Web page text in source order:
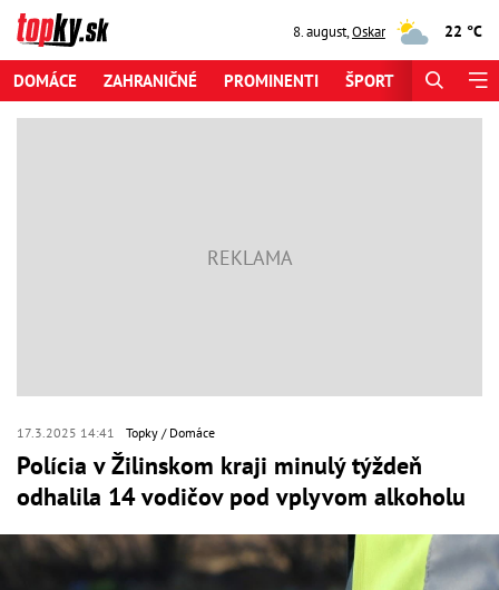
8. august,Oskar 22 °C
DOMÁCE ZAHRANIČNÉ PROMINENTI ŠPORT
17.3.2025 14:41 Topky Domáce
Polícia v Žilinskom kraji minulý týždeň
odhalila 14 vodičov pod vplyvom alkoholu